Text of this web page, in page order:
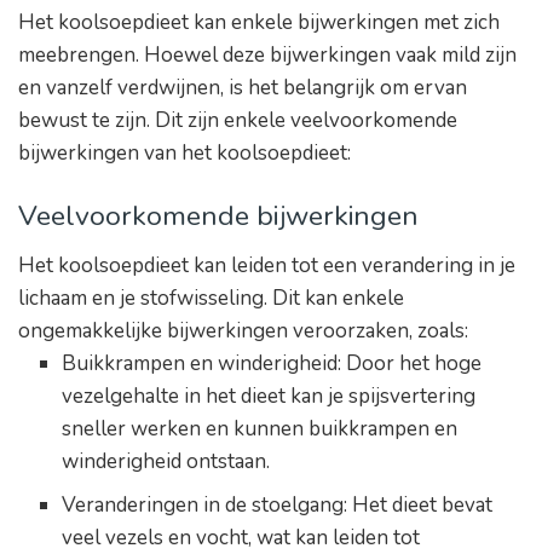
Het koolsoepdieet kan enkele bijwerkingen met zich
meebrengen. Hoewel deze bijwerkingen vaak mild zijn
en vanzelf verdwijnen, is het belangrijk om ervan
bewust te zijn. Dit zijn enkele veelvoorkomende
bijwerkingen van het koolsoepdieet:
Veelvoorkomende bijwerkingen
Het koolsoepdieet kan leiden tot een verandering in je
lichaam en je stofwisseling. Dit kan enkele
ongemakkelijke bijwerkingen veroorzaken, zoals:
Buikkrampen en winderigheid: Door het hoge
vezelgehalte in het dieet kan je spijsvertering
sneller werken en kunnen buikkrampen en
winderigheid ontstaan.
Veranderingen in de stoelgang: Het dieet bevat
veel vezels en vocht, wat kan leiden tot